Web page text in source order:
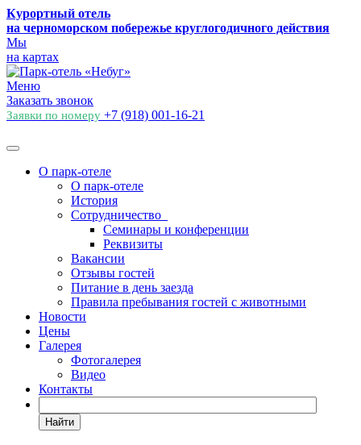
Курортный отель
на черноморском побережье круглогодичного действия
Мы
на картах
Меню
Заказать звонок
Заявки по номеру +7 (918) 001-16-21
О парк-отеле
О парк-отеле
История
Сотрудничество
Семинары и конференции
Реквизиты
Вакансии
Отзывы гостей
Питание в день заезда
Правила пребывания гостей с животными
Новости
Цены
Галерея
Фотогалерея
Видео
Контакты
Найти